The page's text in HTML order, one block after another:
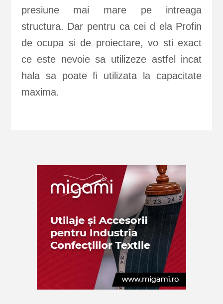
presiune mai mare pe intreaga
structura. Dar pentru ca cei d ela Profin
de ocupa si de proiectare, vo sti exact
ce este nevoie sa utilizeze astfel incat
hala sa poate fi utilizata la capacitate
maxima.